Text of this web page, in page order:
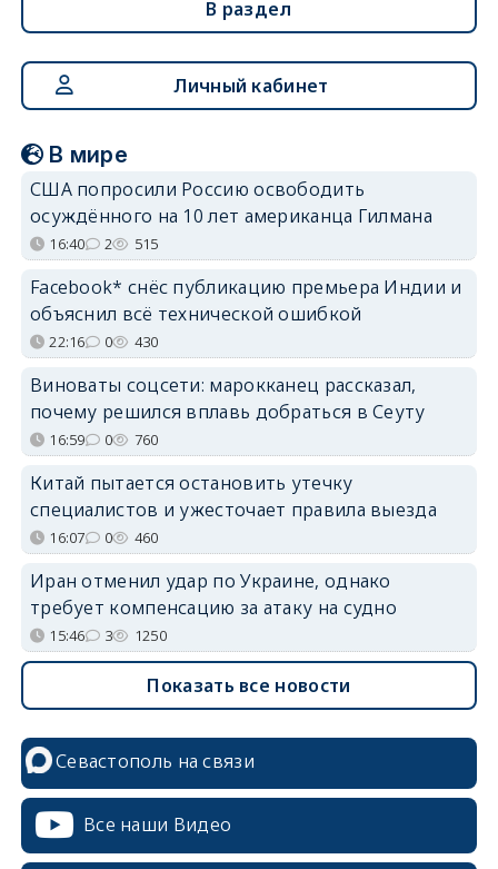
В раздел
Личный кабинет
В мире
США попросили Россию освободить
осуждённого на 10 лет американца Гилмана
16:40 2 515
Facebook* снёс публикацию премьера Индии и
объяснил всё технической ошибкой
22:16 0 430
Виноваты соцсети: марокканец рассказал,
почему решился вплавь добраться в Сеуту
16:59 0 760
Китай пытается остановить утечку
специалистов и ужесточает правила выезда
16:07 0 460
Иран отменил удар по Украине, однако
требует компенсацию за атаку на судно
15:46 3 1250
Показать все новости
Севастополь на связи
Все наши Видео